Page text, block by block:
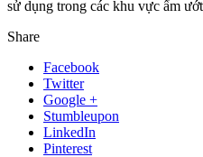
sử dụng trong các khu vực ẩm
Share
Facebook
Twitter
Google +
Stumbleupon
LinkedIn
Pinterest